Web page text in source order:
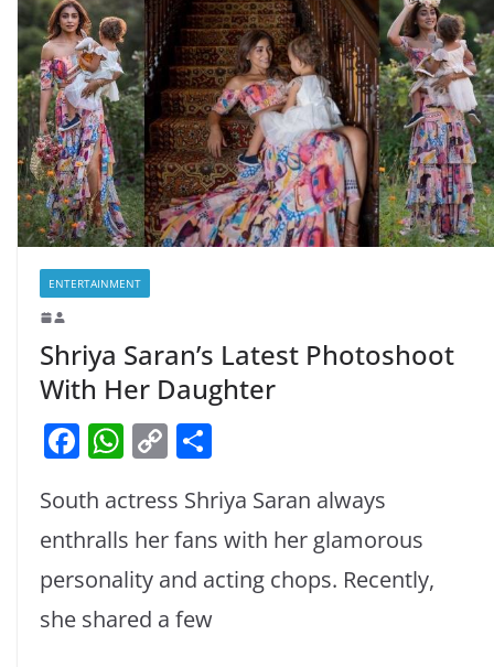
ENTERTAINMENT
Shriya Saran’s Latest Photoshoot
With Her Daughter
F
c
e
b
o
W
at
s
A
p
C
p
y
Li
n
ar
e
South actress Shriya Saran always
enthralls her fans with her glamorous
personality and acting chops. Recently,
she shared a few